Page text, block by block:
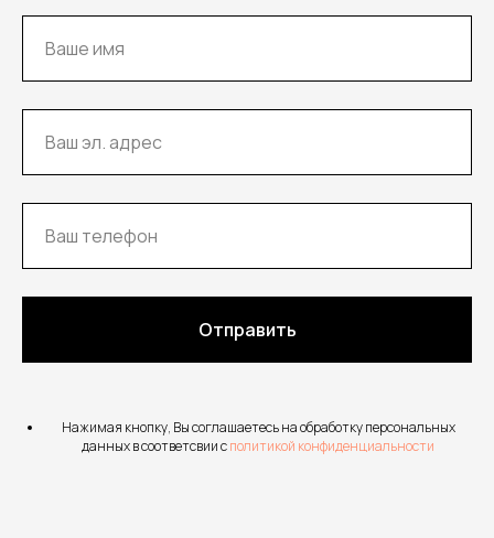
Отправить
Нажимая кнопку, Вы соглашаетесь на обработку персональных
данных в соответсвии сполитикой конфиденциальности